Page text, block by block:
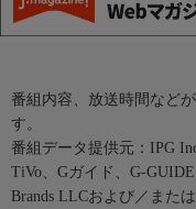
番組内容、放送時間など
す。
番組データ提供元：IPG
TiVo、Gガイド、G-
Brands LLCおよび／また